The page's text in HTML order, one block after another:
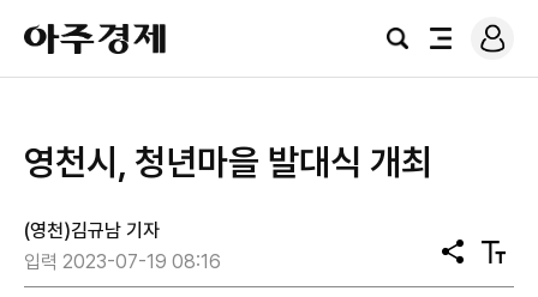
아
주
경
검
전
로
그
영천시, 청년마을 발대식 개최
(영천)김규남 기자
입력 2023-07-19 08:16
공
유
텍
스